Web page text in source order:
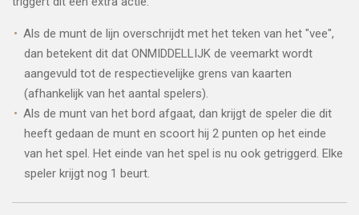
Als de munt de lijn overschrijdt met het teken van het "vee",
dan betekent dit dat ONMIDDELLIJK de veemarkt wordt
aangevuld tot de respectievelijke grens van kaarten
(afhankelijk van het aantal spelers).
Als de munt van het bord afgaat, dan krijgt de speler die dit
heeft gedaan de munt en scoort hij 2 punten op het einde
van het spel. Het einde van het spel is nu ook getriggerd. Elke
speler krijgt nog 1 beurt.